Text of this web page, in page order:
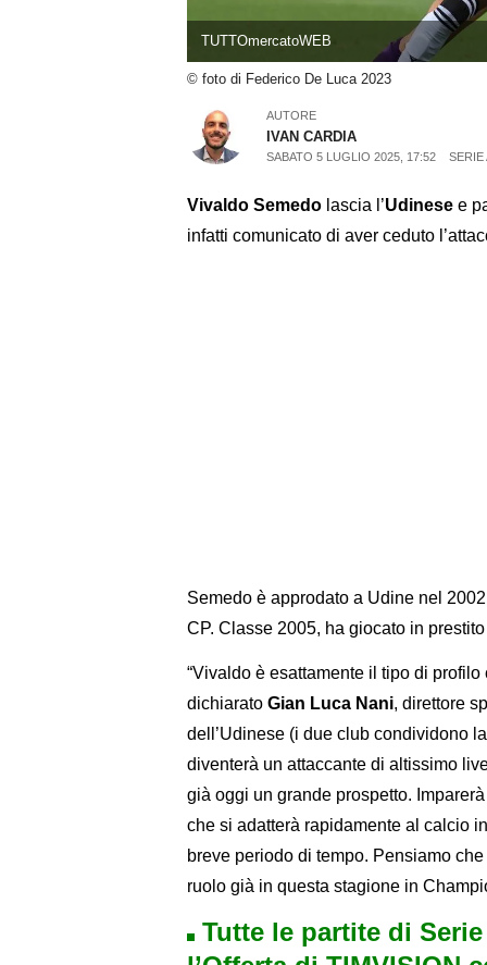
TUTTOmercatoWEB
© foto di Federico De Luca 2023
AUTORE
IVAN CARDIA
SABATO 5 LUGLIO 2025, 17:52 SERIE
Vivaldo Semedo lascia l’Udinese e
infatti comunicato di aver ceduto
Semedo è approdato a Udine nel
CP. Classe 2005, ha giocato in
“Vivaldo è esattamente il tipo di
dichiarato Gian Luca Nani, direttore
dell’Udinese (i due club condividono
diventerà un attaccante di altissimo
già oggi un grande prospetto.
che si adatterà rapidamente al calcio
breve periodo di tempo. Pensiamo
ruolo già in questa stagione in
Tutte le partite di